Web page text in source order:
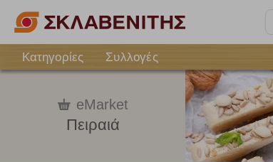
Κατηγορίες
Συλλογές
eMarket
Πειραιά